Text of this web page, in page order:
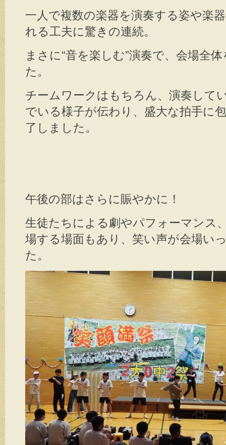
一人で複数の楽器を演奏する姿や楽
れる工夫に驚きの連続。
まさに“音を楽しむ”演奏で、会場全
た。
チームワークはもちろん、演奏して
でいる様子が伝わり、盛大な拍手に
了しました。
午後の部はさらに賑やかに！
生徒たちによる劇やパフォーマンス
場する場面もあり、笑い声が会場い
た。